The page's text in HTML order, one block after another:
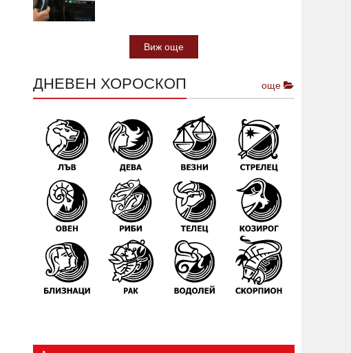
Виж още
ДНЕВЕН ХОРОСКОП още